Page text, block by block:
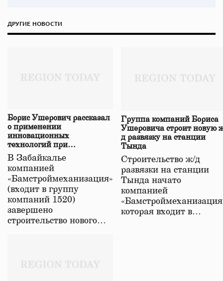
ДРУГИЕ НОВОСТИ
Борис Ушерович рассказал
о применении
инновационных
технологий при
строительстве нового моста
в Забайкалье
В Забайкалье
компанией
«Бамстроймеханизация»
(входит в группу
компаний 1520)
завершено
строительство нового…
Группа компаний Бориса
Ушеровича строит новую
д развязку на станции
Тында
Строительство ж/д
развязки на станции
Тында начато
компанией
которая входит в…